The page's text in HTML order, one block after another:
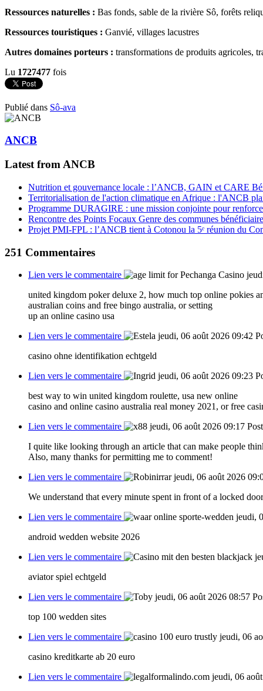
Ressources naturelles : Bas fonds, sable de la rivière Sô, forêts
Ressources touristiques : Ganvié, villages lacustres
Autres domaines porteurs : transformations de produits agricoles,
Lu 1727477 fois
Publié dans Sô-ava
ANCB
Latest from ANCB
Nutrition et gouvernance locale : l’ANCB, GAIN et CARE
Territorialisation de l'action climatique en Afrique : l'ANCB
Programme DURAGIRE : une mission conjointe pour
Rencontre des Points Focaux Genre des communes
Projet PMI-FPL : l’ANCB tient à Cotonou la 5ᵉ réunion du
251 Commentaires
Lien vers le commentaire
united kingdom poker deluxe 2, how much top online pokies
australian coins and free bingo australia, or setting
up an online casino usa
Lien vers le commentaire
jeudi, 06 août 2026 09:42
casino ohne identifikation echtgeld
Lien vers le commentaire
jeudi, 06 août 2026 09:23
best way to win united kingdom roulette, usa new online
casino and online casino australia real money 2021, or free
Lien vers le commentaire
jeudi, 06 août 2026 09:17
I quite like looking through an article that can make people
Also, many thanks for permitting me to comment!
Lien vers le commentaire
jeudi, 06 août 2026
We understand that every minute spent in front of a locked
Lien vers le commentaire
jeudi,
android wedden website 2026
Lien vers le commentaire
aviator spiel echtgeld
Lien vers le commentaire
jeudi, 06 août 2026 08:57
top 100 wedden sites
Lien vers le commentaire
jeudi, 06
casino kreditkarte ab 20 euro
Lien vers le commentaire
jeudi, 06